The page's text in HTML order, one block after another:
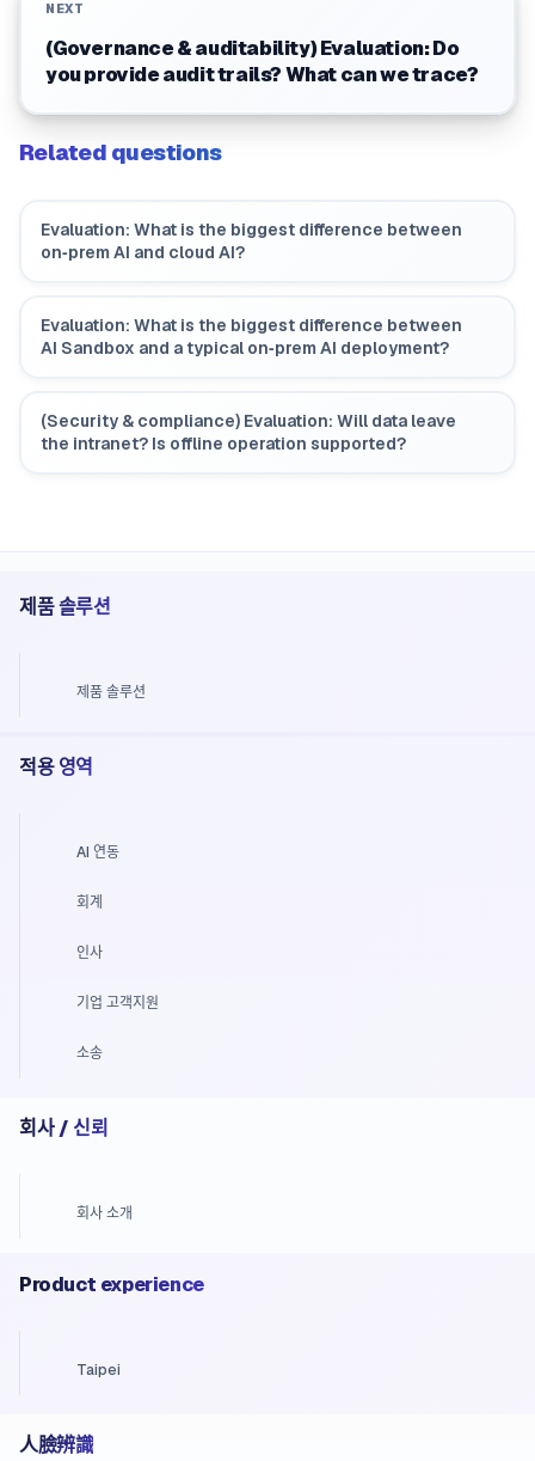
NEXT
(Governance & auditability) Evaluation: Do
you provide audit trails? What can we trace?
Related questions
Evaluation: What is the biggest difference between
on‑prem AI and cloud AI?
Evaluation: What is the biggest difference between
AI Sandbox and a typical on‑prem AI deployment?
(Security & compliance) Evaluation: Will data leave
the intranet? Is offline operation supported?
제품 솔루션
제품 솔루션
적용 영역
AI 연동
회계
인사
기업 고객지원
소송
회사 / 신뢰
회사 소개
Product experience
Taipei
人臉辨識